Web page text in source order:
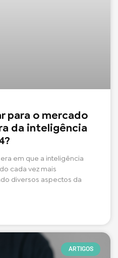
para o mercado
da inteligência
em que a inteligência
cada vez mais
diversos aspectos da
ARTIGOS